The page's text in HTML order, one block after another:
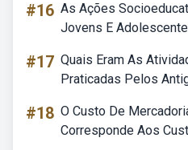
#16 As Ações
Jovens E
#17 Quais Eram As
Praticadas Pelos
#18 O Custo De
Corresponde Aos